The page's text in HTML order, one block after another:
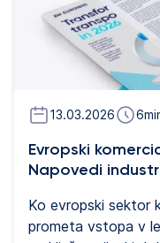
avtomatskega
profesionalne
13.03.2026 6
Evropski
Napovedi
Ko evropski sektor
prometa vstopa v